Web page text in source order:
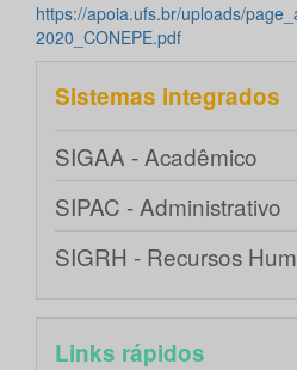
https://apoia.ufs.br/uploads/
2020_CONEPE.pdf
Sistemas integrados
SIGAA - Acadêmico
SIPAC - Administrativo
SIGRH - Recursos
Links rápidos